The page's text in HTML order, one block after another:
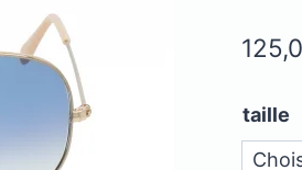
taille